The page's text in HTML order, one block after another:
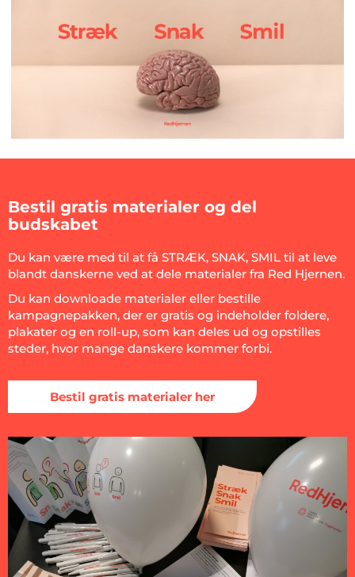
Bestil gratis materialer og del
budskabet
Du kan være med til at få STRÆK, SNAK, SMIL til at leve
blandt danskerne ved at dele materialer fra Red Hjernen.
Du kan downloade materialer eller bestille
kampagnepakken, der er gratis og indeholder foldere,
plakater og en roll-up, som kan deles ud og opstilles
steder, hvor mange danskere kommer forbi.
Bestil gratis materialer her